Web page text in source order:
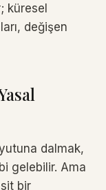
küresel
değişen
dalmak,
gelebilir. Ama
bir